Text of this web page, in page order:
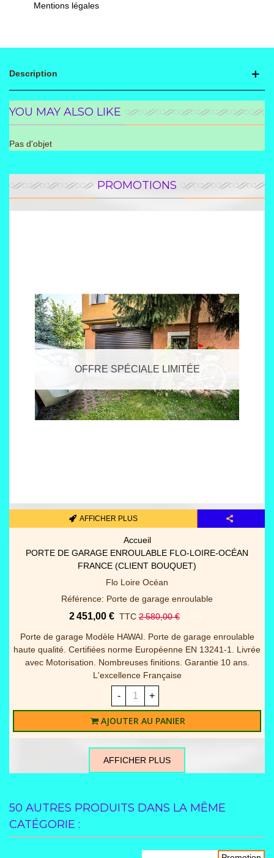
Mentions légales
Description
YOU MAY ALSO LIKE
Pas d'objet
PROMOTIONS
AFFICHER PLUS
OFFRE SPÉCIALE LIMITÉE
Pièces détachées portes/gara
PANNEAUX PORTES GARAGE SECTIONNELLES (3000 MM X
2000 MM)
Spot fermetures
Référence: Panneaux portes garage sectionnelles
936,00 € TTC 1 040,00 € -10%
Lot de 4 panneaux WOODGRAIN 40mm RAINURE pour
remplacement complet du tablier + joint bas Disponible en 2
dimensions et 2 coloris blanc / gris 7016 (Veuillez à la
commande préciser la couleur) - Nous trairons ici...
- +
AJOUTER AU PANIER
AFFICHER PLUS
50 AUTRES PRODUITS DANS LA MÊME
CATÉGORIE :